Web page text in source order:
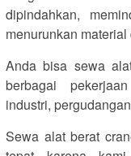
dipindahkan,
menurunkan
Anda bisa sewa
berbagai
industri,
Sewa alat berat